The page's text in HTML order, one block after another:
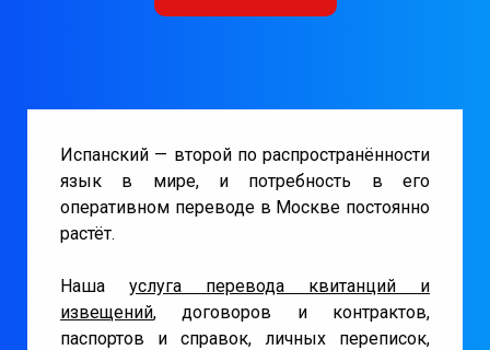
Испанский — второй по распространённости
язык в мире, и потребность в его
оперативном переводе в Москве постоянно
растёт.
Наша услуга перевода квитанций и
извещений, договоров и контрактов,
паспортов и справок, личных переписок,